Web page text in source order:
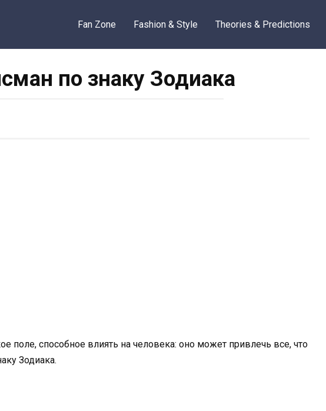
Fan Zone Fashion & Style Theories & Predictions
по знаку Зодиака
поле, способное влиять на человека: оно может привлечь все, что
Зодиака.